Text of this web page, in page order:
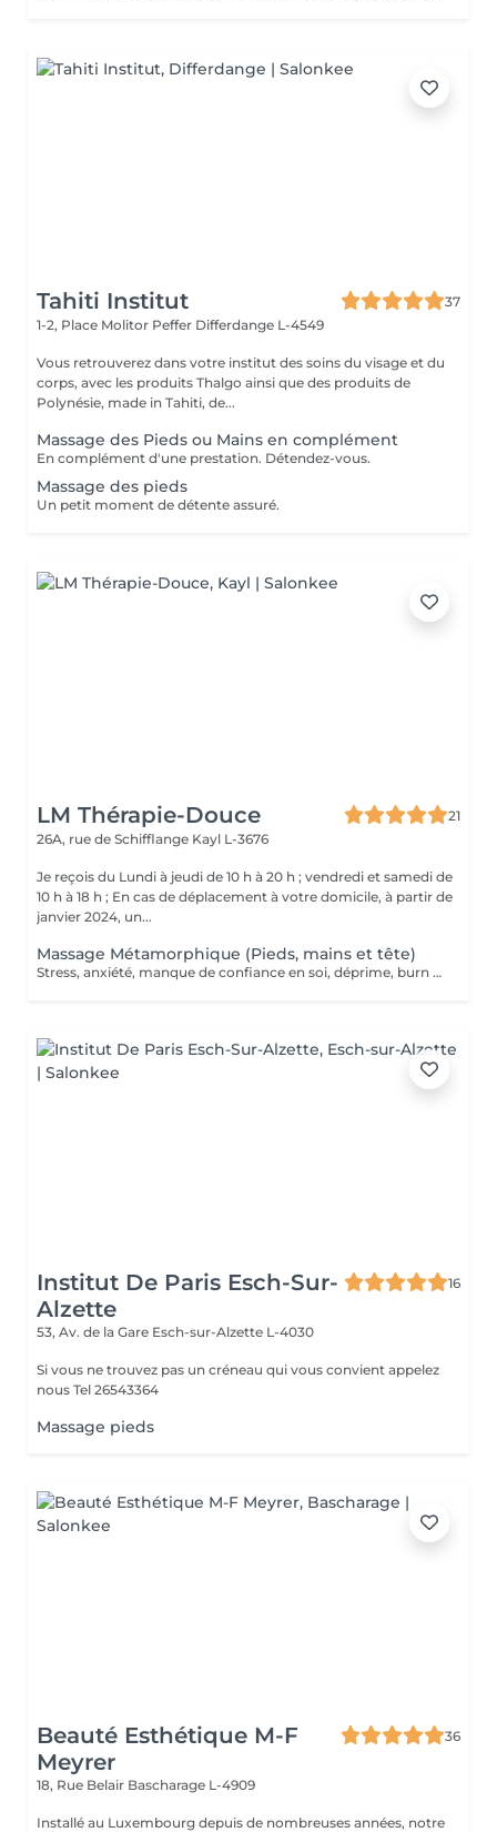
Tahiti Institut
37
1-2, Place Molitor Peffer Differdange L-4549
Vous retrouverez dans votre institut des soins du visage et du
corps, avec les produits Thalgo ainsi que des produits de
Polynésie, made in Tahiti, de...
Massage des Pieds ou Mains en complément
En complément d'une prestation. Détendez-vous.
Massage des pieds
Un petit moment de détente assuré.
LM Thérapie-Douce
21
26A, rue de Schifflange Kayl L-3676
Je reçois du Lundi à jeudi de 10 h à 20 h ; vendredi et samedi de
10 h à 18 h ; En cas de déplacement à votre domicile, à partir de
janvier 2024, un...
Massage Métamorphique (Pieds, mains et tête)
Stress, anxiété, manque de confiance en soi, déprime, burn out ? Le massage métamorphique vous aidera à retrouver votre paix intérieure, C'est un massage très doux, en effleurage qui libère les nuds et blocages pour libérer l'énergie vitale. Le principe est de reconnecter la personne à sa période prénatale grâce à un massage sur les pieds, les mains et la tête aux endroits des points réflexes qui correspondent à la colonne vertébrale. Les blocages d'énergie peuvent être libéré s et un potentiel d'auto-guérison !
Institut De Paris Esch-Sur-
Alzette
16
53, Av. de la Gare Esch-sur-Alzette L-4030
Si vous ne trouvez pas un créneau qui vous convient appelez
nous Tel 26543364
Massage pieds
Beauté Esthétique M-F
Meyrer
36
18, Rue Belair Bascharage L-4909
Installé au Luxembourg depuis de nombreuses années, notre